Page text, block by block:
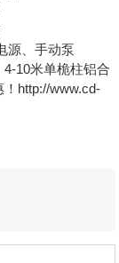
源、手动泵
10米单桅柱铝合
http://www.cd-